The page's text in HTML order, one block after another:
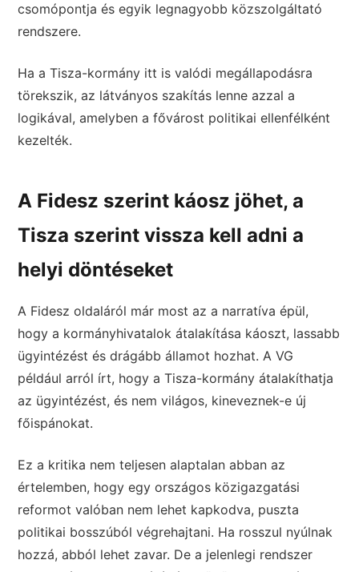
csomópontja és egyik legnagyobb közszolgáltató
rendszere.
Ha a Tisza-kormány itt is valódi megállapodásra
törekszik, az látványos szakítás lenne azzal a
logikával, amelyben a fővárost politikai ellenfélként
kezelték.
A Fidesz szerint káosz jöhet, a
Tisza szerint vissza kell adni a
helyi döntéseket
A Fidesz oldaláról már most az a narratíva épül,
hogy a kormányhivatalok átalakítása káoszt, lassabb
ügyintézést és drágább államot hozhat. A VG
például arról írt, hogy a Tisza-kormány átalakíthatja
az ügyintézést, és nem világos, kineveznek-e új
főispánokat.
Ez a kritika nem teljesen alaptalan abban az
értelemben, hogy egy országos közigazgatási
reformot valóban nem lehet kapkodva, puszta
politikai bosszúból végrehajtani. Ha rosszul nyúlnak
hozzá, abból lehet zavar. De a jelenlegi rendszer